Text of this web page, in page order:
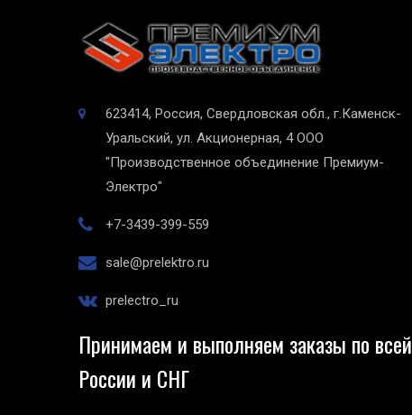
623414, Россия, Свердловская обл., г.Каменск-
Уральский, ул. Акционерная, 4 ООО
"Производственное объединение Премиум-
Электро"
+7-3439-399-559
sale@prelektro.ru
prelectro_ru
Принимаем и выполняем заказы по всей
России и СНГ